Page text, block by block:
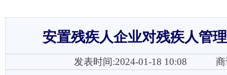
安置残疾人企业对残疾人管
发表时间:2024-01-18 10:08